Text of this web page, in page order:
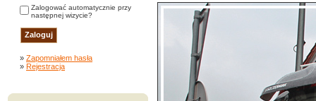
Zalogować automatycznie przy
następnej wizycie?
» Zapomniałem hasła
» Rejestracja